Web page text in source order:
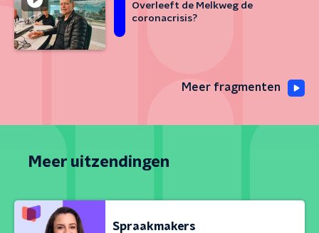
Overleeft de Melkweg de
coronacrisis?
Meer fragmenten
Meer uitzendingen
Spraakmakers